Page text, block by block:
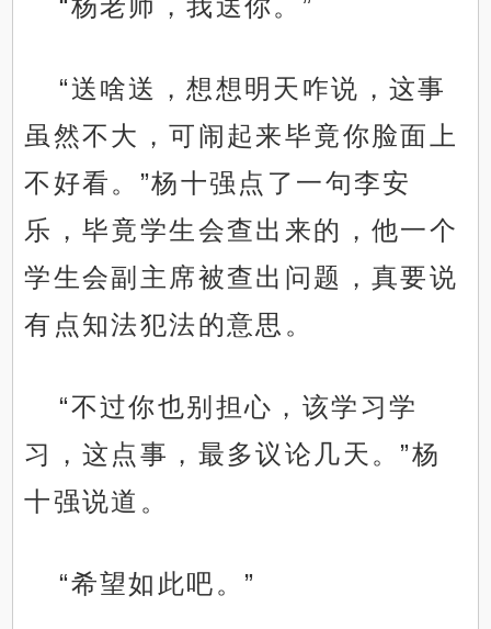
“杨老师，我送你。”
“送啥送，想想明天咋说，这事
虽然不大，可闹起来毕竟你脸面上
不好看。”杨十强点了一句李安
乐，毕竟学生会查出来的，他一个
学生会副主席被查出问题，真要说
有点知法犯法的意思。
“不过你也别担心，该学习学
习，这点事，最多议论几天。”杨
十强说道。
“希望如此吧。”